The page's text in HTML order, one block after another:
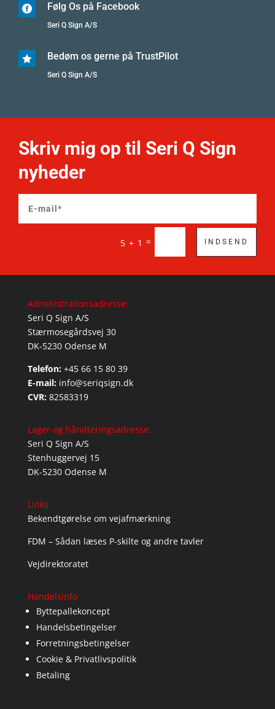
 Følg Os på Facebook
Seri Q Sign A/S
 Bedøm os gerne på TrustPilot
Seri Q Sign A/S
Skriv mig op til Seri Q Sign
nyheder
5 + 1 = INDSEND
Administrationsadresse:
Seri Q Sign A/S
Stærmosegårdsvej 30
DK-5230 Odense M
Telefon: +45 66 15 80 39
E-mail: info@seriqsign.dk
CVR: 82583319
Lager-og håndteringsadresse:
Seri Q Sign A/S
Stenhuggervej 15
DK-5230 Odense M
Links
Bekendtgørelse om vejafmærkning
FDM – Sådan læses P-skilte og andre tavler
Vejdirektoratet
Handelsinfo
Byttepallekoncept
Handelsbetingelser
Forretningsbetingelser
Cookie & Privatlivspolitik
Betaling